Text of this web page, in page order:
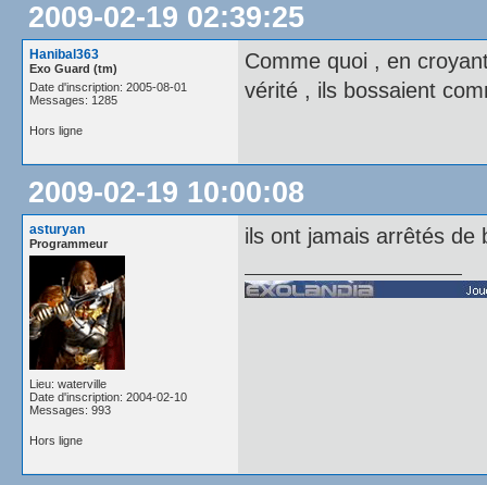
2009-02-19 02:39:25
Hanibal363
Exo Guard (tm)
Date d'inscription: 2005-08-01
Messages: 1285
Comme quoi , en
vérité , ils bossaient
Hors ligne
2009-02-19 10:00:08
asturyan
Programmeur
Lieu: waterville
Date d'inscription: 2004-02-10
Messages: 993
ils ont jamais arrêtés de
Hors ligne